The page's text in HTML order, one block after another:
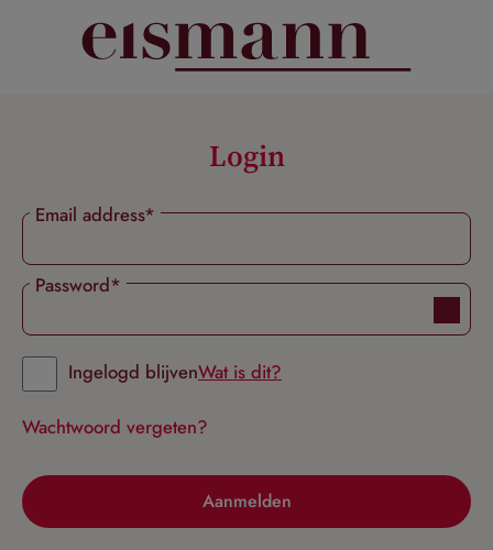
Login
Email address*
Password*
Ingelogd blijvenWat is dit?
Wachtwoord vergeten?
Aanmelden